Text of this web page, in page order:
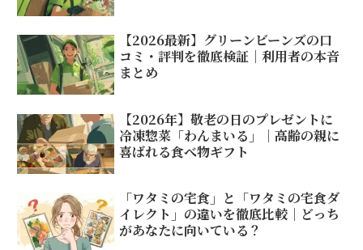
【2026最新】グリーンビーンズの口
コミ・評判を徹底検証｜利用者の本音
まとめ
【2026年】敬老の日のプレゼントに
冷凍惣菜「わんまいる」｜高齢の親に
喜ばれる食べ物ギフト
「ワタミの宅食」と「ワタミの宅食ダ
イレクト」の違いを徹底比較｜どっち
があなたに向いている？